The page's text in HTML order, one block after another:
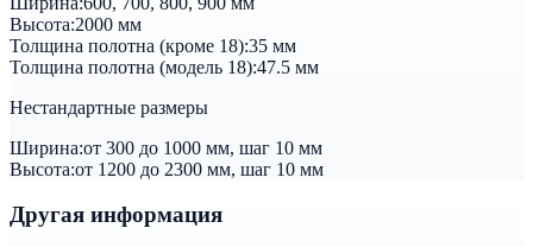
Высота:2000 мм
Толщина полотна (кроме 18):35 мм
Толщина полотна (модель 18):47.5 мм
Нестандартные размеры
Ширина:от 300 до 1000 мм, шаг 10 мм
Высота:от 1200 до 2300 мм, шаг 10 мм
Другая информация